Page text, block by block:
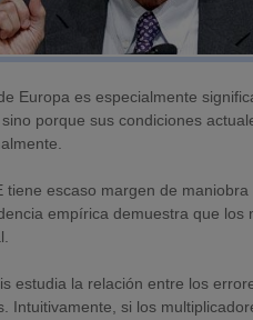
Europa es especialmente
porque sus condiciones
tiene escaso margen de
empírica demuestra que
estudia la relación entre los
Intuitivamente, si los